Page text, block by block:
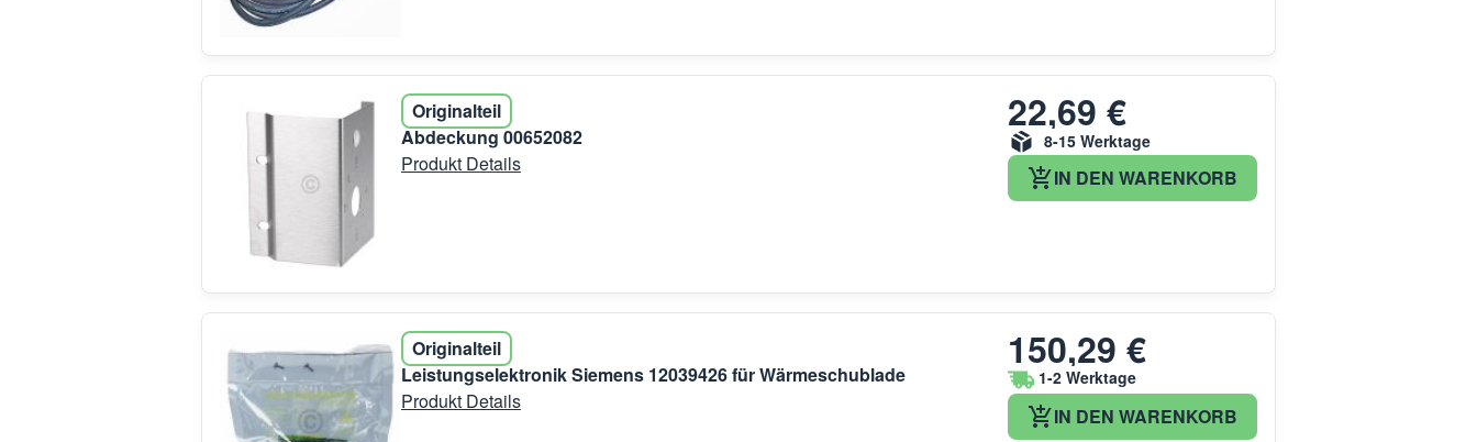
Originalteil
Abdeckung 00652082
Produkt Details
22,69 €
8-15 Werktage
IN DEN WARENKORB
Originalteil
Leistungselektronik Siemens 12039426 für Wärmeschublade
Produkt Details
150,29 €
1-2 Werktage
IN DEN WARENKORB